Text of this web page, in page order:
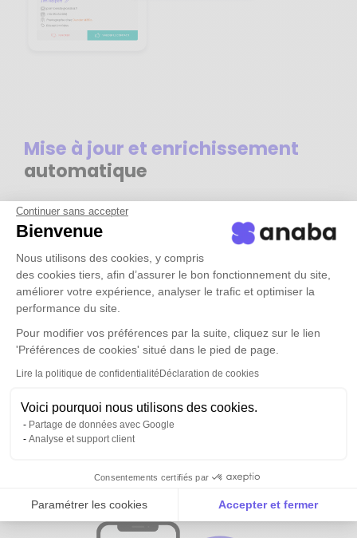
Continuer sans accepter
Bienvenue
Nous utilisons des cookies, y compris
des cookies tiers, afin d’assurer le bon fonctionnement du site,
améliorer votre expérience, analyser le trafic et optimiser la
performance du site.
Pour modifier vos préférences par la suite, cliquez sur le lien
'Préférences de cookies' situé dans le pied de page.
Lire la politique de confidentialitéDéclaration de cookies
Voici pourquoi nous utilisons des cookies.
Partage de données avec Google
Analyse et support client
Consentements certifiés par
Paramétrer les cookies Accepter et fermer
Axeptio consent
Plateforme de Gestion du Consentement :
Mise à jour et enrichissement
automatique
Tous vos contacts et ceux de vos
équipesdisponibles partout